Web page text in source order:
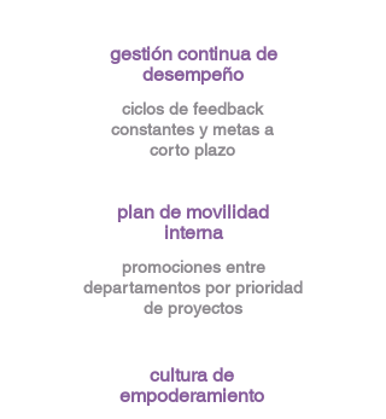
gestión continua de
desempeño
ciclos de feedback
constantes y metas a
corto plazo
plan de movilidad
interna
promociones entre
departamentos por prioridad
de proyectos
cultura de
empoderamiento